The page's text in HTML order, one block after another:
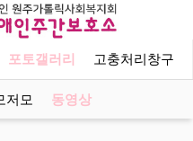
포토갤러리 고충처리창구
저모 동영상